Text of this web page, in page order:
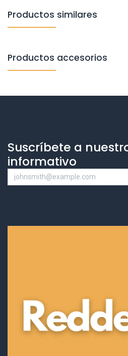
Productos similares
Productos accesorios
Suscríbete a
informativo